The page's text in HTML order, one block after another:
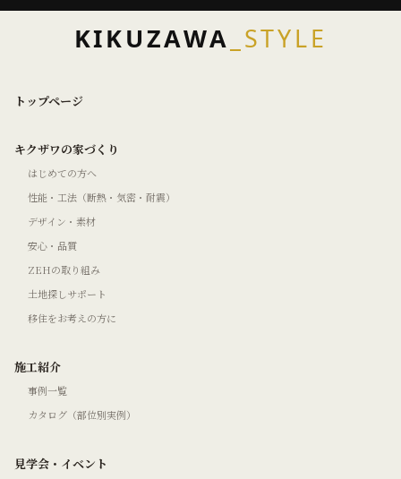
KIKUZAWA _STYLE
トップページ
キクザワの家づくり
はじめての方へ
性能・工法（断熱・気密・耐震）
デザイン・素材
安心・品質
ZEHの取り組み
土地探しサポート
移住をお考えの方に
施工紹介
事例一覧
カタログ（部位別実例）
見学会・イベント